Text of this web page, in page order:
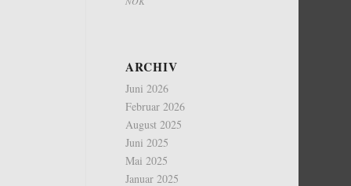
ARCHIV
Juni 2026
Februar 2026
August 2025
Juni 2025
Mai 2025
Januar 2025